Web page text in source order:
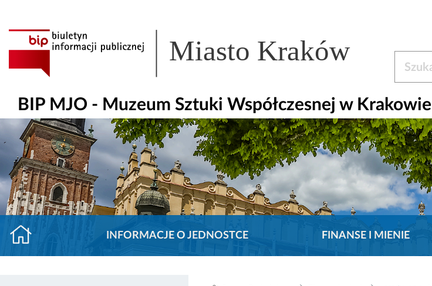
Miasto Kraków
BIP MJO - Muzeum Sztuki Współczesnej w
INFORMACJE O JEDNOSTCE FINANSE I MIENIE